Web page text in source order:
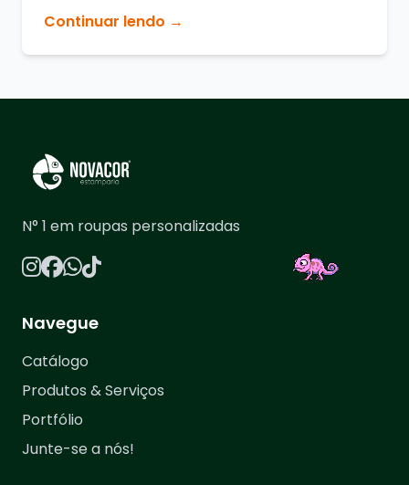
Continuar lendo →
N° 1 em roupas personalizadas
Navegue
Catálogo
Produtos & Serviços
Portfólio
Junte-se a nós!